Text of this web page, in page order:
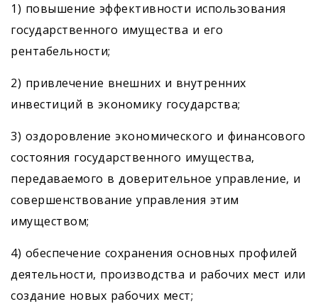
1) повышение эффективности использования
государственного имущества и его
рентабельности;
2) привлечение внешних и внутренних
инвестиций в экономику государства;
3) оздоровление экономического и финансового
состояния государственного имущества,
передаваемого в доверительное управление, и
совершенствование управления этим
имуществом;
4) обеспечение сохранения основных профилей
деятельности, производства и рабочих мест или
создание новых рабочих мест;